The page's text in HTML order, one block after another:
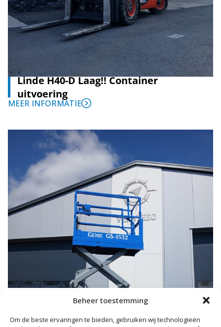
Beheer toestemming
Om de beste ervaringen te bieden, gebruiken wij technologieën
Linde H40-D Laag!! Container
uitvoering
MEER INFORMATIE